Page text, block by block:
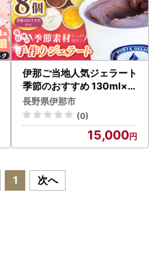
伊那ご当地人気ジェラート
季節のおすすめ 130ml×8
個セット（ミルク×1個、
チョコレート×1個、宇治
抹茶×1個、ココナッツパ
イン×1個他、季節のおす
すめでランダム×4個）【
長野県伊那市
(0)
15,000
1 次へ